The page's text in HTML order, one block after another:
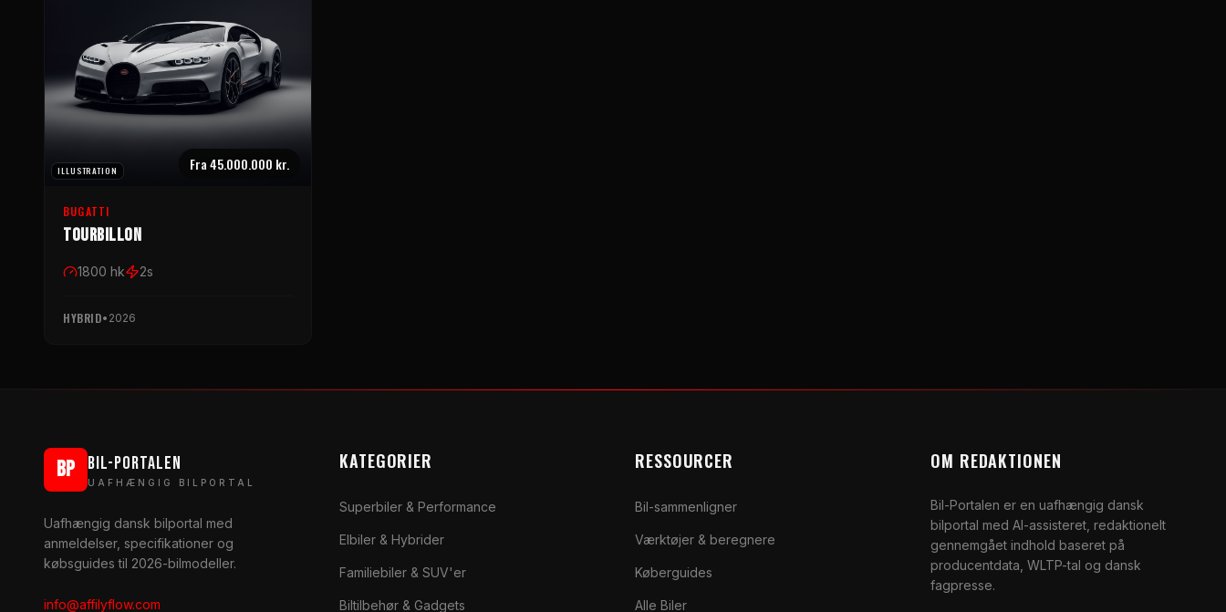
ILLUSTRATION Fra45.000.000 kr.
BUGATTI
Tourbillon
1800 hk 2s
HYBRID• 2026
BP BIL-PORTALEN
UAFHÆNGIG BILPORTAL
Uafhængig dansk bilportal med
anmeldelser, specifikationer og
købsguides til 2026-bilmodeller.
info@affilyflow.com
KATEGORIER
Superbiler & Performance
Elbiler & Hybrider
Familiebiler & SUV'er
Biltilbehør & Gadgets
RESSOURCER
Bil-sammenligner
Værktøjer & beregnere
Køberguides
Alle Biler
OM REDAKTIONEN
Bil-Portalen er en uafhængig dansk
bilportal med AI-assisteret, redaktionelt
gennemgået indhold baseret på
producentdata, WLTP-tal og dansk
fagpresse.